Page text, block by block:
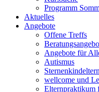
Programm
Aktuelles
Angebote
Offene Treffs
Angebote für
Autismus
Sternenkindeltern
wellcome und
Elternpraktikum